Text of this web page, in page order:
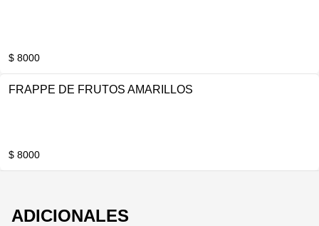
$ 8000
FRAPPE DE FRUTOS AMARILLOS
$ 8000
ADICIONALES